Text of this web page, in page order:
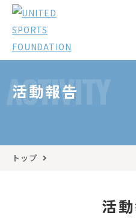
ACTIVITY
活動報告
トップ
活